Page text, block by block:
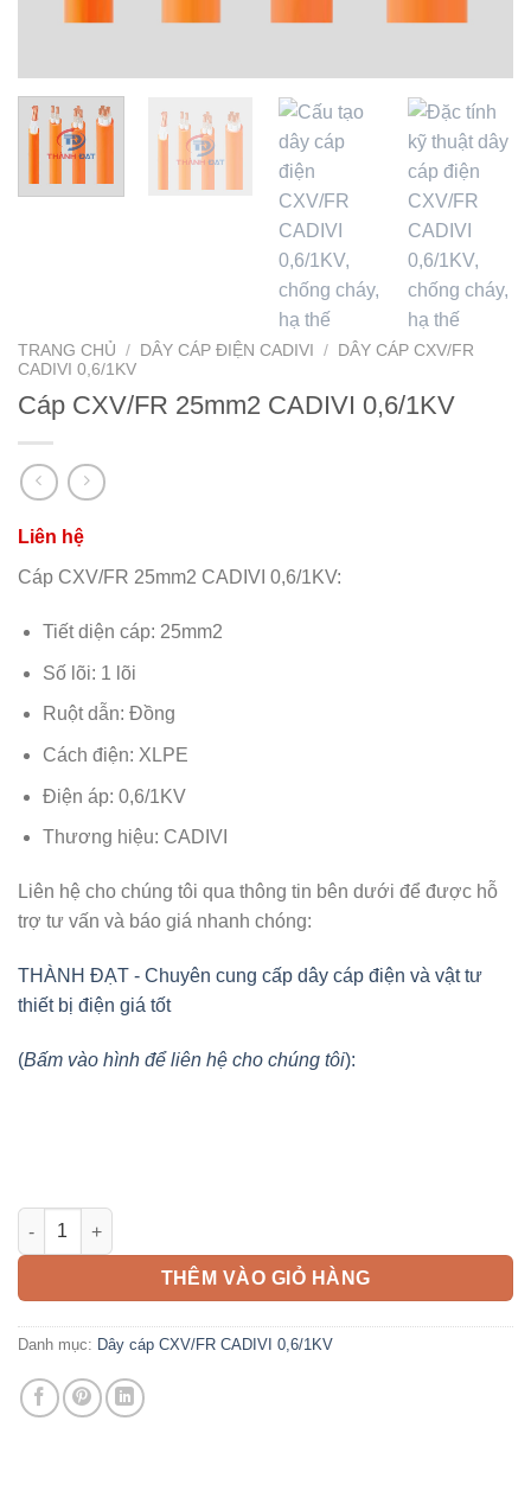
TRANG CHỦ / DÂY CÁP ĐIỆN CADIVI /
DÂY CÁP CXV/FR
CADIVI 0,6/1KV
Cáp CXV/FR 25mm2 CADIVI 0,6/1KV
Cáp CXV/FR 25mm2 CADIVI 0,6/1KV:
Tiết diện cáp: 25mm2
Số lõi: 1 lõi
Ruột dẫn: Đồng
Cách điện: XLPE
Điện áp: 0,6/1KV
Thương hiệu: CADIVI
Liên hệ cho chúng tôi qua thông tin bên dưới để được hỗ
trợ tư vấn và báo giá nhanh chóng:
THÀNH ĐẠT - Chuyên cung cấp dây cáp điện và vật tư
thiết bị điện giá tốt
(Bấm vào hình để liên hệ cho chúng tôi):
Cáp CXV/FR 25mm2 CADIVI 0,6/1KV số lượng
THÊM VÀO GIỎ HÀNG
Danh mục: Dây cáp CXV/FR CADIVI 0,6/1KV